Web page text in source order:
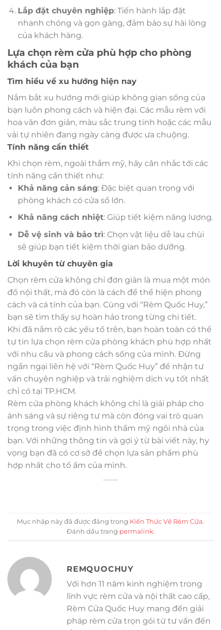
Lắp đặt chuyên nghiệp: Tiến hành lắp đặt
nhanh chóng và gọn gàng, đảm bảo sự hài lòng
của khách hàng.
Lựa chọn rèm cửa phù hợp cho phòng
khách của bạn
Tìm hiểu về xu hướng hiện nay
Nắm bắt xu hướng mới giúp không gian sống của
bạn luôn phong cách và hiện đại. Các mẫu rèm với
hoa văn đơn giản, màu sắc trung tính hoặc các mẫu
vải tự nhiên đang ngày càng được ưa chuộng.
Tính năng cần thiết
Khi chọn rèm, ngoài thẩm mỹ, hãy cân nhắc tới các
tính năng cần thiết như:
Khả năng cản sáng: Đặc biệt quan trọng với
phòng khách có cửa sổ lớn.
Khả năng cách nhiệt: Giúp tiết kiệm năng lượng.
Dễ vệ sinh và bảo trì: Chọn vật liệu dễ lau chùi
sẽ giúp bạn tiết kiệm thời gian bảo dưỡng.
Lời khuyên từ chuyên gia
Chọn rèm cửa không chỉ đơn giản là mua một món
đồ nội thất, mà đó còn là cách để thể hiện phong
cách và cá tính của bạn. Cùng với “Rèm Quốc Huy,”
bạn sẽ tìm thấy sự hoàn hảo trong từng chi tiết.
Khi đã nắm rõ các yếu tố trên, bạn hoàn toàn có thể
tự tin lựa chọn rèm cửa phòng khách phù hợp nhất
với nhu cầu và phong cách sống của mình. Đừng
ngần ngại liên hệ với “Rèm Quốc Huy” để nhận tư
vấn chuyên nghiệp và trải nghiệm dịch vụ tốt nhất
chỉ có tại TP.HCM.
Rèm cửa phòng khách không chỉ là giải pháp cho
ánh sáng và sự riêng tư mà còn đóng vai trò quan
trọng trong việc định hình thẩm mỹ ngôi nhà của
bạn. Với những thông tin và gợi ý từ bài viết này, hy
vọng bạn đã có cơ sở để chọn lựa sản phẩm phù
hợp nhất cho tổ ấm của mình.
Mục nhập này đã được đăng trong Kiến Thức Về Rèm Cửa.
Đánh dấu trang permalink.
REMQUOCHUY
Với hơn 11 năm kinh nghiệm trong
lĩnh vực rèm cửa và nội thất cao cấp,
Rèm Cửa Quốc Huy mang đến giải
pháp rèm cửa trọn gói từ tư vấn đến